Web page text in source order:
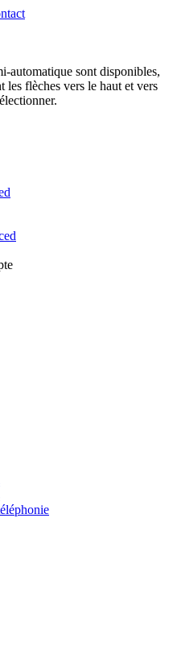
automatique sont disponibles,
flèches vers le haut et vers